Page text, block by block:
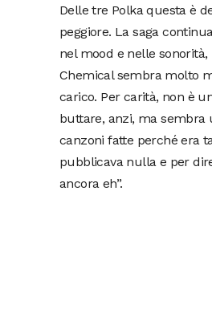
Delle tre Polka questa è
peggiore. La saga
nel mood e nelle sonorità,
Chemical sembra molto
carico. Per carità, non è
buttare, anzi, ma sembra
canzoni fatte perché era
pubblicava nulla e per
ancora eh”.